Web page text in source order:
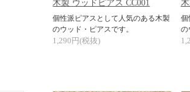
木製 ウッドピアス CC001
個性派ピアスとして人気のある木製
のウッド・ピアスです。
1,290円(税抜)
個
の